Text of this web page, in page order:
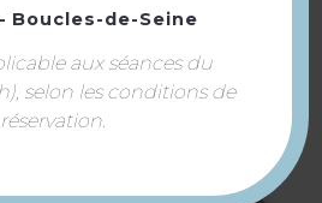
sur les
Boucles-de-Seine
aux séances du
selon les conditions de
réservation.